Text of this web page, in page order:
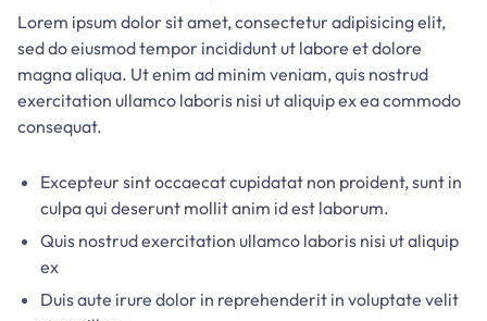
Lorem ipsum dolor sit amet, consectetur adipisicing elit,
sed do eiusmod tempor incididunt ut labore et dolore
magna aliqua. Ut enim ad minim veniam, quis nostrud
exercitation ullamco laboris nisi ut aliquip ex ea commodo
consequat.
Excepteur sint occaecat cupidatat non proident, sunt in
culpa qui deserunt mollit anim id est laborum.
Quis nostrud exercitation ullamco laboris nisi ut aliquip
ex
Duis aute irure dolor in reprehenderit in voluptate velit